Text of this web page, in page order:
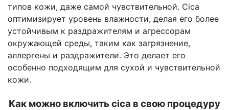
типов кожи, даже самой чувствительной. Cica
оптимизирует уровень влажности, делая его более
устойчивым к раздражителям и агрессорам
окружающей среды, таким как загрязнение,
аллергены и раздражители. Это делает его
особенно подходящим для сухой и чувствительной
кожи.
Как можно включить cica в свою процедуру